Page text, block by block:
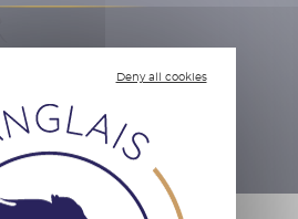
Deny all cookies